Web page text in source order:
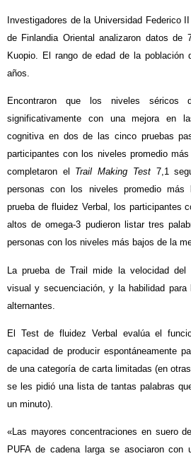
Investigadores de la Universidad Federico
de Finlandia Oriental analizaron datos de
Kuopio. El rango de edad de la población
años.
Encontraron que los niveles séricos
significativamente con una mejora en
cognitiva en dos de las cinco pruebas
participantes con los niveles promedio
completaron el Trail Making Test7,1
personas con los niveles promedio
prueba de fluidez Verbal, los participantes
altos de omega-3 pudieron listar tres
personas con los niveles más bajos de la
La prueba de Trail mide la velocidad del
visual y secuenciación, y la habilidad para
alternantes.
El Test de fluidez Verbal evalúa el
capacidad de producir espontáneamente
de una categoría de carta limitadas (en
se les pidió una lista de tantas palabras
un minuto).
«Las mayores concentraciones en suero
PUFA de cadena larga se asociaron con